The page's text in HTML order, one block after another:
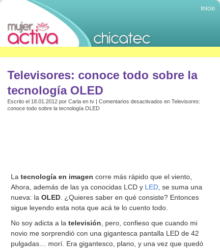
Inicio
Televisores: conoce todo sobre la
tecnología OLED
Escrito el 18.01.2012 por Carla en tv | Comentarios desactivados en Televisores:
conoce todo sobre la tecnología OLED
Latecnología en imagen corre más rápido que el viento,
Ahora, además de las ya conocidas LCD y LED , se suma una
nueva: laOLED . ¿Quieres saber en qué consiste? Entonces
sigue leyendo esta nota que acá te lo cuento todo.
No soy adicta a latelevisión , pero, confieso que cuando mi
novio me sorprendió con una gigantesca pantalla LED de 42
pulgadas… morí. Era gigantesco, plano, y una vez que quedó